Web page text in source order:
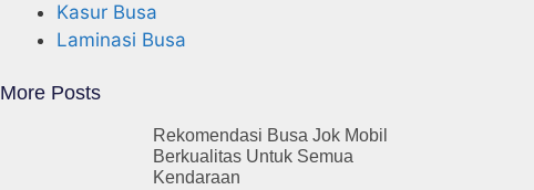
Kasur Busa
Laminasi Busa
More Posts
Rekomendasi Busa Jok Mobil
Berkualitas Untuk Semua
Kendaraan